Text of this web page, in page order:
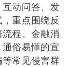
动问答、发
重点围绕反
程、金融消
俗易懂的宣
常见侵害群